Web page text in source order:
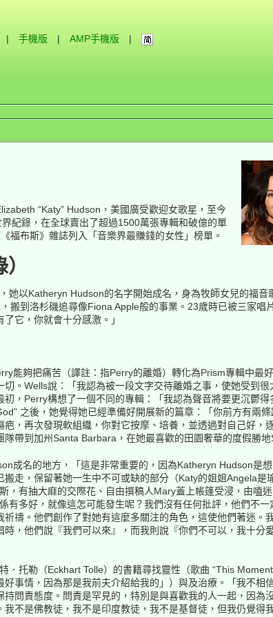
| 手機版 | AMP手機版 |
“Katy” Hudson，美國廣受歡迎女歌星，至今
紀錄，在全球賣出了超過1500萬張專輯和破億的單
福布斯》雜誌列入「音樂界最賺錢的女性」榜單。
她以Katheryn Hudson的名字開始成名，身為牧師女兒的福音
搬到洛杉磯追尋像Fiona Apple般的事業。23歲時已被三家唱
它，你就會十分感激。」
能夠把痛苦（譯註：指Perry的離婚）轉化為Prism專輯中最
。Wells說：「我認為被一段文字交待離婚之事，使她受到
，Perry構想了一個不同的專輯：「我認為聲音將要更沉鬱得
之後，她覺得她已經準備好開展新的篇章：「你前方有兩
疤，再次發現軟組織，你對它按摩、培養，並透過對自己好，
帶到加州Santa Barbara，在她最喜歡的田園奢華的度假勝地
成名的地方，「這是非常重要的，因為Katheryn Hudson是
走，保留著她一生中不可或缺的部分（Katy的姐姐Angela
，有抽大麻的交際花、自由撰稿人Mary蓋上帳篷受浸，由嗑
有多好，就像這怎可能發生呢？我們沒有任何批評，他們不
禱。他們創作了對她有這麼多關注的角色，這使他們著迷。
時，他們說『我們可以來』，而我則說『你們不可以，我十
．托勒（Eckhart Tolle）的書籍尋找靈性（歌曲 “This
事情，因為那是我前夫介紹給我的」）與及治療。「我不相
問責態度。問責是罕見的，特別是與喜歡我的人一起，因為
不是佛教徒，我不是印度教徒，我不是基督徒，但我仍覺得